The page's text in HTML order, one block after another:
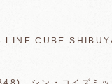
CUBE SHIBUYA